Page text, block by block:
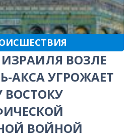
ВОЗЛЕ
АКСА УГРОЖАЕТ
ВОЙНОЙ